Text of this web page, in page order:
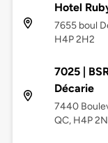
Hotel
7655 boul
H4P 2H2
7025 |
Décarie
7440
QC, H4P